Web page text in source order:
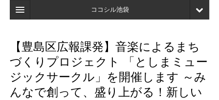
ココシル池袋
検索
店舗・施設最新情報
口コミ
【豊島区広報課発】音楽によるまち
づくりプロジェクト 「としまミュー
ジックサークル」を開催します ～み
んなで創って、盛り上がる！新しい